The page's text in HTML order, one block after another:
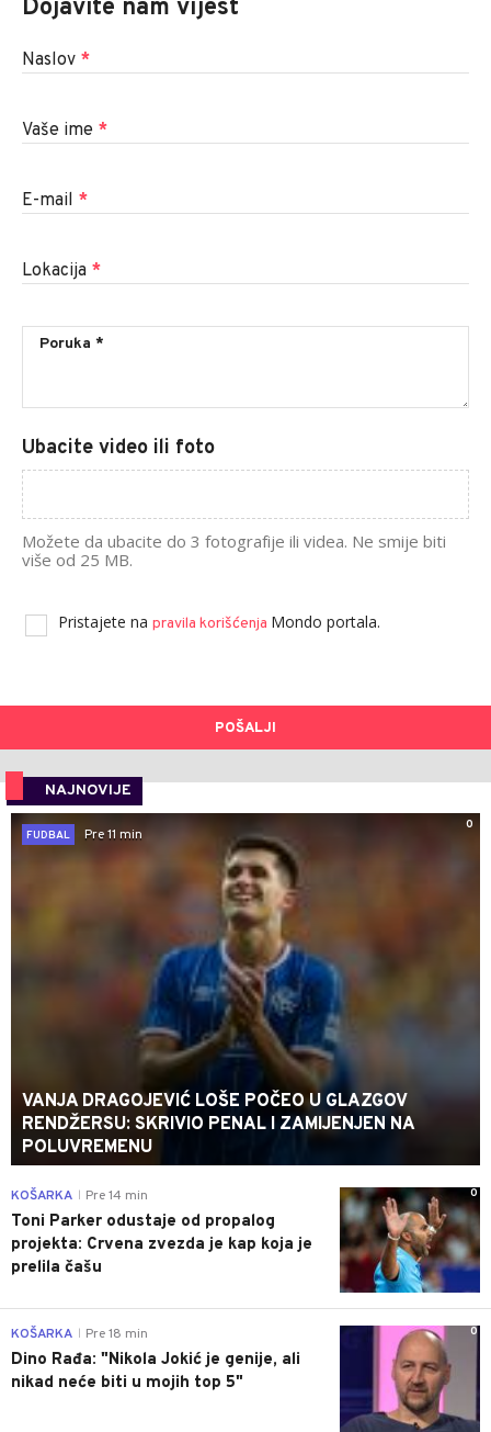
Dojavite nam vijest
Naslov *
Vaše ime *
E-mail *
Lokacija *
Ubacite video ili foto
Možete da ubacite do 3 fotografije ili videa. Ne smije biti
više od 25 MB.
Pristajete na pravila korišćenja Mondo portala.
POŠALJI
NAJNOVIJE
0
FUDBAL
Pre 11 min
VANJA DRAGOJEVIĆ LOŠE POČEO U GLAZGOV
RENDŽERSU: SKRIVIO PENAL I ZAMIJENJEN NA
POLUVREMENU
0
KOŠARKA Pre 14 min
Toni Parker odustaje od propalog
projekta: Crvena zvezda je kap koja je
prelila čašu
0
KOŠARKA Pre 18 min
Dino Rađa: "Nikola Jokić je genije, ali
nikad neće biti u mojih top 5"